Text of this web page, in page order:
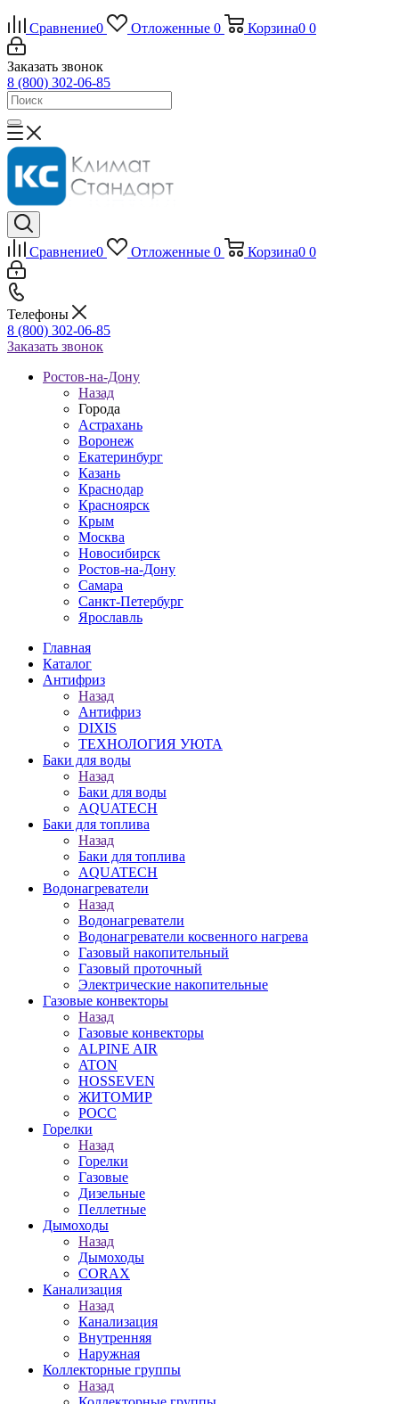
Сравнение0 Отложенные 0 Корзина0 0
Заказать звонок
8 (800) 302-06-85
Сравнение0 Отложенные 0 Корзина0 0
Телефоны
8 (800) 302-06-85
Заказать звонок
Ростов-на-Дону
Назад
Города
Астрахань
Воронеж
Екатеринбург
Казань
Краснодар
Красноярск
Крым
Москва
Новосибирск
Ростов-на-Дону
Самара
Санкт-Петербург
Ярославль
Главная
Каталог
Антифриз
Назад
Антифриз
DIXIS
ТЕХНОЛОГИЯ УЮТА
Баки для воды
Назад
Баки для воды
AQUATECH
Баки для топлива
Назад
Баки для топлива
AQUATECH
Водонагреватели
Назад
Водонагреватели
Водонагреватели косвенного нагрева
Газовый накопительный
Газовый проточный
Электрические накопительные
Газовые конвекторы
Назад
Газовые конвекторы
ALPINE AIR
ATON
HOSSEVEN
ЖИТОМИР
РОСС
Горелки
Назад
Горелки
Газовые
Дизельные
Пеллетные
Дымоходы
Назад
Дымоходы
CORAX
Канализация
Назад
Канализация
Внутренняя
Наружная
Коллекторные группы
Назад